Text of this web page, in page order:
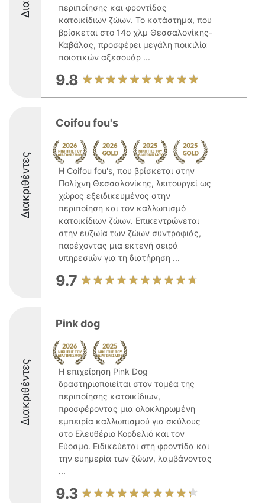
περιποίησης και φροντίδας
κατοικίδιων ζώων. Το κατάστημα, που
βρίσκεται στο 14ο χλμ Θεσσαλονίκης-
Καβάλας, προσφέρει μεγάλη ποικιλία
ποιοτικών αξεσουάρ ...
9.8
Διακριθέντες
Coifou fou's
Η Coifou fou's, που βρίσκεται στην
Πολίχνη Θεσσαλονίκης, λειτουργεί ως
χώρος εξειδικευμένος στην
περιποίηση και τον καλλωπισμό
κατοικίδιων ζώων. Επικεντρώνεται
στην ευζωία των ζώων συντροφιάς,
παρέχοντας μια εκτενή σειρά
υπηρεσιών για τη διατήρηση ...
9.7
Διακριθέντες
Pink dog
Η επιχείρηση Pink Dog
δραστηριοποιείται στον τομέα της
περιποίησης κατοικίδιων,
προσφέροντας μια ολοκληρωμένη
εμπειρία καλλωπισμού για σκύλους
στο Ελευθέριο Κορδελιό και τον
Εύοσμο. Ειδικεύεται στη φροντίδα και
την ευημερία των ζώων, λαμβάνοντας
...
9.3